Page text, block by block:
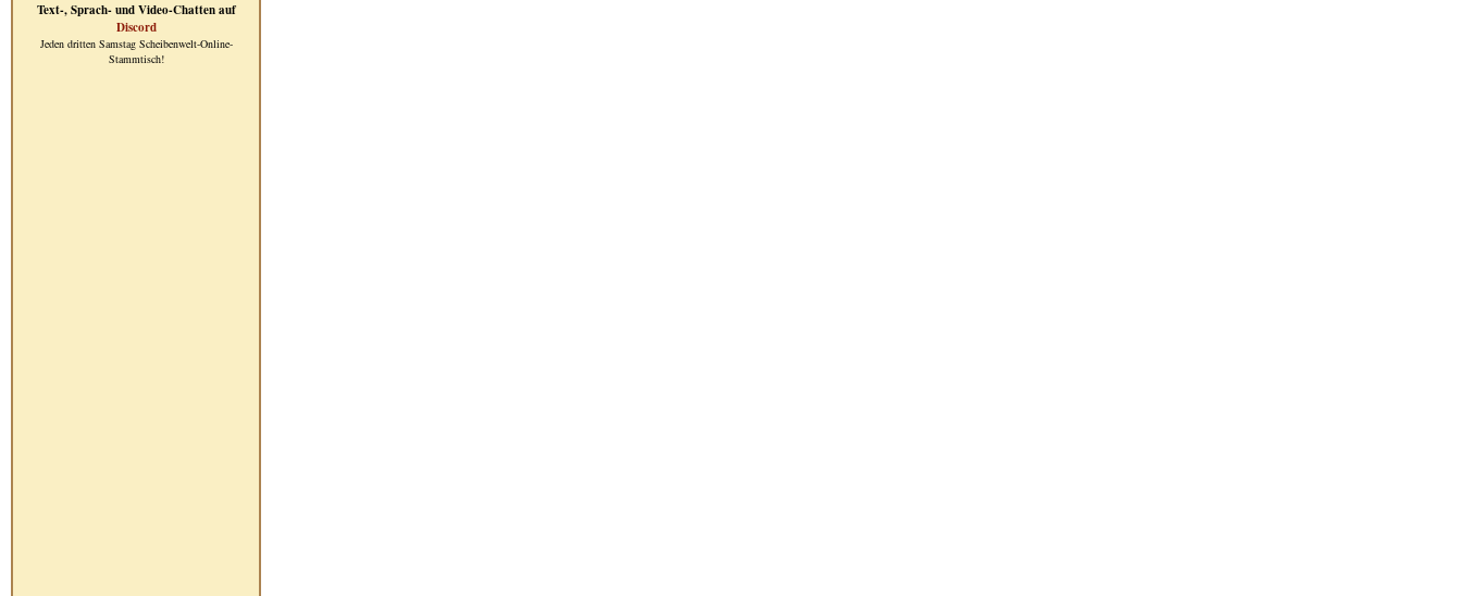
Text-, Sprach- und Video-Chatten auf
Discord
Jeden dritten Samstag Scheibenwelt-Online-
Stammtisch!